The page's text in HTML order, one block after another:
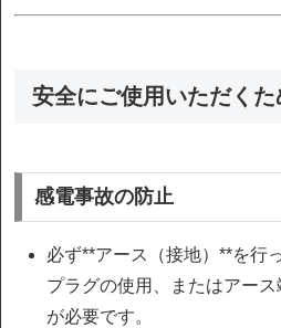
安全にご使用いただく
感電事故の防止
必ず**アース（接地）**を行
プラグの使用、またはアー
が必要です。